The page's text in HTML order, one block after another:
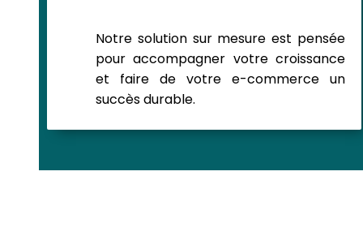
Notre solution sur mesure est pensée
pour accompagner votre croissance
et faire de votre e-commerce un
succès durable.